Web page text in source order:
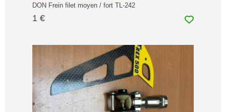
DON Frein filet moyen / fort TL-242
1 €